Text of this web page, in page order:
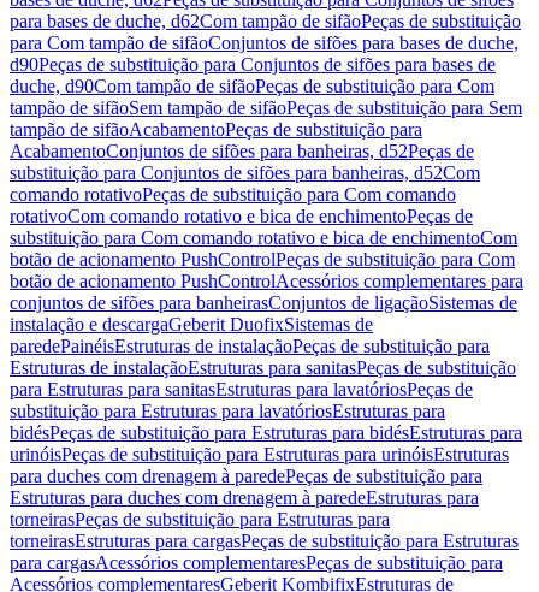
para bases de duche, d62Com tampão de sifãoPeças de substituição
para Com tampão de sifãoConjuntos de sifões para bases de duche,
d90Peças de substituição para Conjuntos de sifões para bases de
duche, d90Com tampão de sifãoPeças de substituição para Com
tampão de sifãoSem tampão de sifãoPeças de substituição para Sem
tampão de sifãoAcabamentoPeças de substituição para
AcabamentoConjuntos de sifões para banheiras, d52Peças de
substituição para Conjuntos de sifões para banheiras, d52Com
comando rotativoPeças de substituição para Com comando
rotativoCom comando rotativo e bica de enchimentoPeças de
substituição para Com comando rotativo e bica de enchimentoCom
botão de acionamento PushControlPeças de substituição para Com
botão de acionamento PushControlAcessórios complementares para
conjuntos de sifões para banheirasConjuntos de ligaçãoSistemas de
instalação e descargaGeberit DuofixSistemas de
paredePainéisEstruturas de instalaçãoPeças de substituição para
Estruturas de instalaçãoEstruturas para sanitasPeças de substituição
para Estruturas para sanitasEstruturas para lavatóriosPeças de
substituição para Estruturas para lavatóriosEstruturas para
bidésPeças de substituição para Estruturas para bidésEstruturas para
urinóisPeças de substituição para Estruturas para urinóisEstruturas
para duches com drenagem à paredePeças de substituição para
Estruturas para duches com drenagem à paredeEstruturas para
torneirasPeças de substituição para Estruturas para
torneirasEstruturas para cargasPeças de substituição para Estruturas
para cargasAcessórios complementaresPeças de substituição para
Acessórios complementaresGeberit KombifixEstruturas de